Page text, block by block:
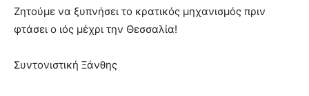
Ζητούμε να ξυπνήσει το κρατικός μηχανισμός πριν
φτάσει ο ιός μέχρι την Θεσσαλία!
Συντονιστική Ξάνθης